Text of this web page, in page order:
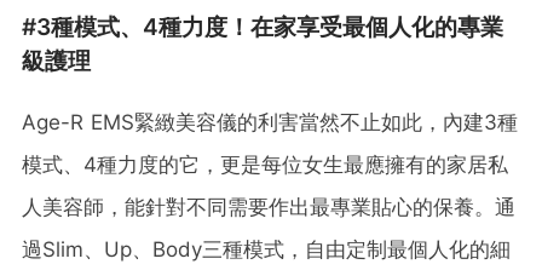
#3種模式、4種力度！在家享受最個人化的專業
級護理
Age-R EMS緊緻美容儀的利害當然不止如此，內建3種
模式、4種力度的它，更是每位女生最應擁有的家居私
人美容師，能針對不同需要作出最專業貼心的保養。通
過Slim、Up、Body三種模式，自由定制最個人化的細